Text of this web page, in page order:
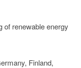
of renewable energy
Finland,